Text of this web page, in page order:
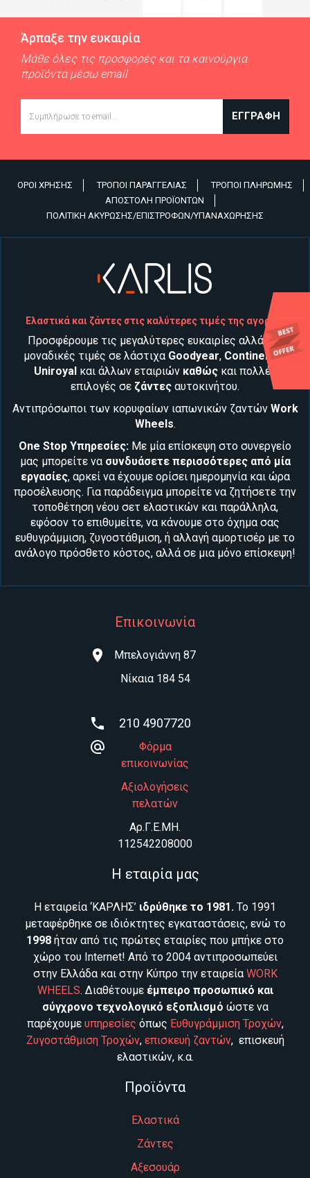
Άρπαξε την ευκαιρία
Μάθε όλες τις προσφορές και τα καινούργια
προϊόντα μέσω email
ΕΓΓΡΑΦΉ
ΌΡΟΙ ΧΡΉΣΗΣ ΤΡΌΠΟΙ ΠΑΡΑΓΓΕΛΊΑΣ
ΤΡΌΠΟΙ ΠΛΗΡΩΜΉΣ
ΑΠΟΣΤΟΛΉ ΠΡΟΪΌΝΤΩΝ
ΠΟΛΙΤΙΚΉ ΑΚΎΡΩΣΗΣ/ΕΠΙΣΤΡΟΦΏΝ/ΥΠΑΝΑΧΏΡΗΣΗΣ
Ελαστικά και ζάντες στις καλύτερες τιμές της αγοράς!
Προσφέρουμε τις μεγαλύτερες ευκαιρίες αλλά και
μοναδικές τιμές σε λάστιχα Goodyear, Continental,
Uniroyal και άλλων εταιριώνκαθώς και πολλές
επιλογές σε ζάντες αυτοκινήτου.
Αντιπρόσωποι των κορυφαίων ιαπωνικών ζαντών Work
Wheels.
One Stop Υπηρεσίες: Με μία επίσκεψη στο συνεργείο
μας μπορείτε να συνδυάσετε περισσότερες από μία
εργασίες, αρκεί να έχουμε ορίσει ημερομηνία και ώρα
προσέλευσης. Για παράδειγμα μπορείτε να ζητήσετε την
τοποθέτηση νέου σετ ελαστικών και παράλληλα,
εφόσον το επιθυμείτε, να κάνουμε στο όχημα σας
ευθυγράμμιση, ζυγοστάθμιση, ή αλλαγή αμορτισέρ με το
ανάλογο πρόσθετο κόστος, αλλά σε μια μόνο επίσκεψη!
Επικοινωνία
Μπελογιάννη 87
Νίκαια 184 54
210 4907720
Φόρμα
επικοινωνίας
Αξιολογήσεις
πελατών
Aρ.Γ.Ε.ΜΗ.
112542208000
Η εταιρία μας
Η εταιρεία ‘ΚΑΡΛΗΣ’ ιδρύθηκε το 1981. Το 1991
μεταφέρθηκε σε ιδιόκτητες εγκαταστάσεις, ενώ το
1998 ήταν από τις πρώτες εταιρίες που μπήκε στο
χώρο του Internet! Από το 2004 αντιπροσωπεύει
στην Ελλάδα και στην Κύπρο την εταιρεία WORK
WHEELS. Διαθέτουμε έμπειρο προσωπικό και
σύγχρονο τεχνολογικό εξοπλισμό ώστε να
παρέχουμε υπηρεσίες όπως Ευθυγράμμιση Τροχών,
Ζυγοστάθμιση Τροχών, επισκευή ζαντών, επισκευή
ελαστικών, κ.α.
Προϊόντα
Ελαστικά
Ζάντες
Αξεσουάρ